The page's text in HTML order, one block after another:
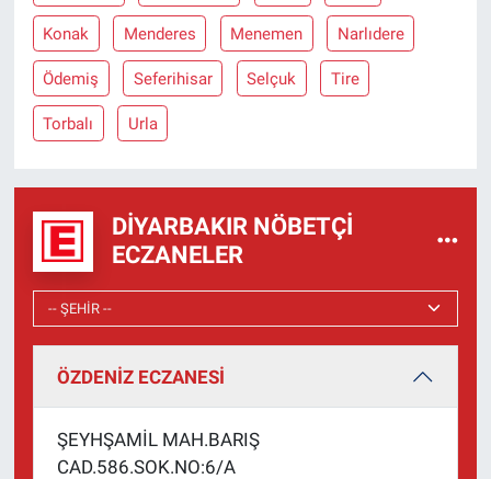
Konak Menderes Menemen Narlıdere
Ödemiş Seferihisar Selçuk Tire
Torbalı Urla
DIYARBAKIR NÖBETÇI
ECZANELER
ÖZDENİZ ECZANESİ
ŞEYHŞAMİL MAH.BARIŞ
CAD.586.SOK.NO:6/A